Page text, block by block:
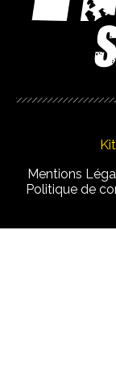
Mentions
Politique de